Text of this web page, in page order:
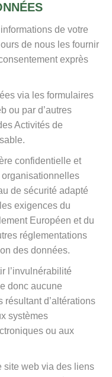
de votre
de nous les fournir
exprès
via les formulaires
ou par d’autres
Activités de
confidentielle et
de sécurité adapté
exigences du
Européen et du
réglementations
des données.
l’invulnérabilité
donc aucune
d’altérations
systèmes
ou aux
site web via des liens